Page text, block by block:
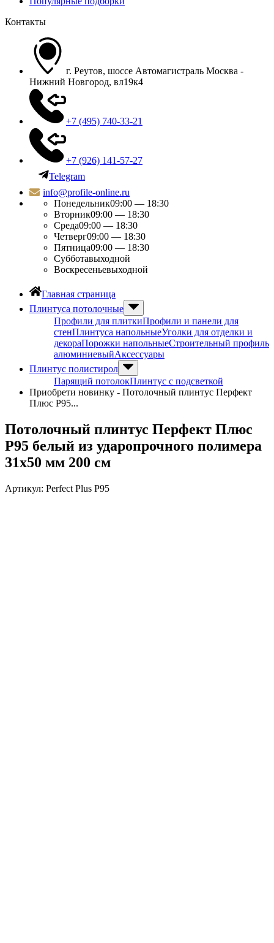
Контакты
г. Реутов, шоссе Автомагистраль Москва -
Нижний Новгород, вл19к4
+7 (495) 740-33-21
+7 (926) 141-57-27
Telegram
info@profile-online.ru
Понедельник09:00 — 18:30
Вторник09:00 — 18:30
Среда09:00 — 18:30
Четверг09:00 — 18:30
Пятница09:00 — 18:30
Субботавыходной
Воскресеньевыходной
Главная страница
Плинтуса потолочные
Профили для плиткиПрофили и панели для
стенПлинтуса напольныеУголки для отделки и
декораПорожки напольныеСтроительный профиль
алюминиевыйАксессуары
Плинтус полистирол
Парящий потолокПлинтус с подсветкой
Приобрети новинку - Потолочный плинтус Перфект
Плюс P95...
Потолочный плинтус Перфект Плюс
P95 белый из ударопрочного полимера
31х50 мм 200 см
Артикул: Perfect Plus P95